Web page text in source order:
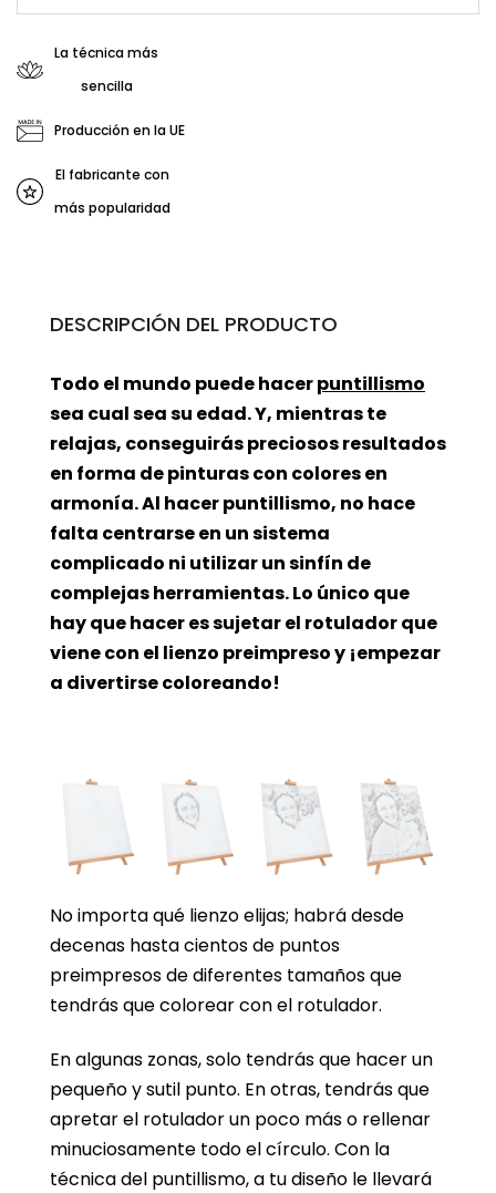
La técnica más
sencilla
Producción en la UE
El fabricante con
más popularidad
DESCRIPCIÓN DEL PRODUCTO
Todo el mundo puede hacerpuntillismo
sea cual sea su edad. Y, mientras te
relajas, conseguirás preciosos resultados
en forma de pinturas con colores en
armonía. Al hacer puntillismo, no hace
falta centrarse en un sistema
complicado ni utilizar un sinfín de
complejas herramientas. Lo único que
hay que hacer es sujetar el rotulador que
viene con el lienzo preimpreso y ¡empezar
a divertirse coloreando!
No importa qué lienzo elijas; habrá desde
decenas hasta cientos de puntos
preimpresos de diferentes tamaños que
tendrás que colorear con el rotulador.
En algunas zonas, solo tendrás que hacer un
pequeño y sutil punto. En otras, tendrás que
apretar el rotulador un poco más o rellenar
minuciosamente todo el círculo. Con la
técnica del puntillismo, a tu diseño le llevará